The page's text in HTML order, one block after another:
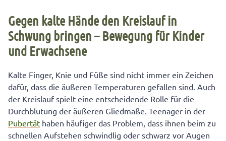
Gegen kalte Hände den Kreislauf in
Schwung bringen – Bewegung für Kinder
und Erwachsene
Kalte Finger, Knie und Füße sind nicht immer ein Zeichen
dafür, dass die äußeren Temperaturen gefallen sind. Auch
der Kreislauf spielt eine entscheidende Rolle für die
Durchblutung der äußeren Gliedmaße. Teenager in der
Pubertät haben häufiger das Problem, dass ihnen beim zu
schnellen Aufstehen schwindlig oder schwarz vor Augen